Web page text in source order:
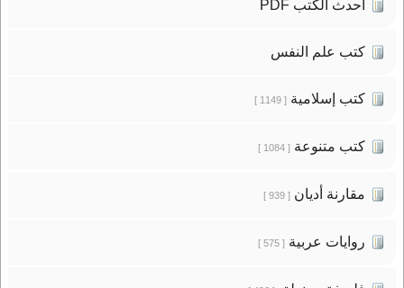
أحدث الكتب PDF
كتب علم النفس
كتب إسلامية[ 1149 ]
كتب متنوعة[ 1084 ]
مقارنة أديان[ 939 ]
روايات عربية[ 575 ]